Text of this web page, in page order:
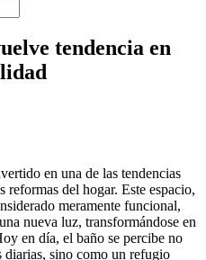
tendencia en
en una de las tendencias
reformas del hogar. Este espacio,
meramente funcional,
nueva luz, transformándose en
en día, el baño se percibe no
diarias, sino como un refugio